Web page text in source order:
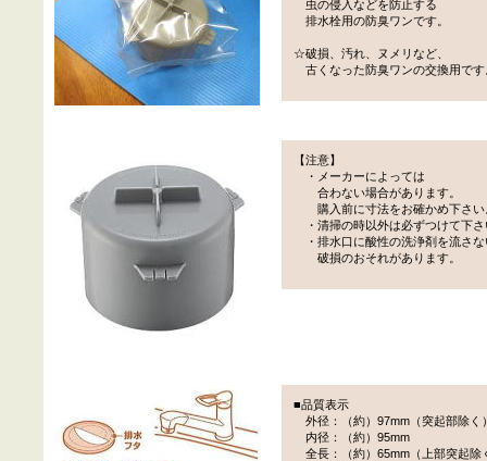
虫の侵入などを防止する
排水栓用の防臭ワンです。
☆破損、汚れ、ヌメリなど、
古くなった防臭ワンの交換用です
【注意】
・メーカーによっては
合わない場合があります。
購入前に寸法をお確かめ下さい
・清掃の時以外は必ずつけて下さ
・排水口に酸性の洗浄剤を流さな
破損のおそれがあります。
■品質表示
外径：（約）97mm（突起部除く
内径：（約）95mm
全長：（約）65mm（上部突起除